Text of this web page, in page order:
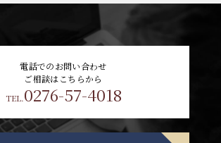
電話でのお問い合わせ
ご相談はこちらから
TEL.0276-57-4018